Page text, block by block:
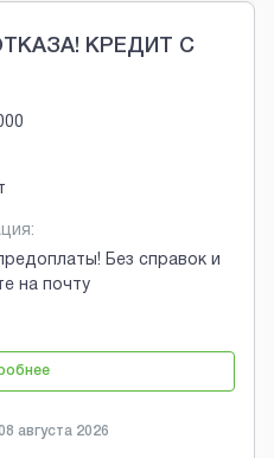
объявления
КРЕДИТ С
Без справок и
на почту
августа 2026